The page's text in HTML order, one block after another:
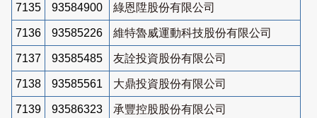
7135 93584900 綠恩陞股份有限公司
7136 93585226 維特魯威運動科技股份有限公司
7137 93585485 友詮投資股份有限公司
7138 93585561 大鼎投資股份有限公司
7139 93586323 承豐控股股份有限公司